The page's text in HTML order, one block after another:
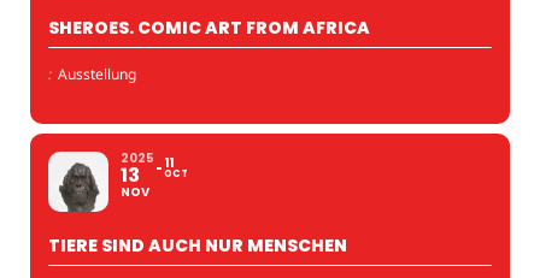
SHEROES. COMIC ART FROM AFRICA
: Ausstellung
2025
13
NOV
11
OCT
TIERE SIND AUCH NUR MENSCHEN